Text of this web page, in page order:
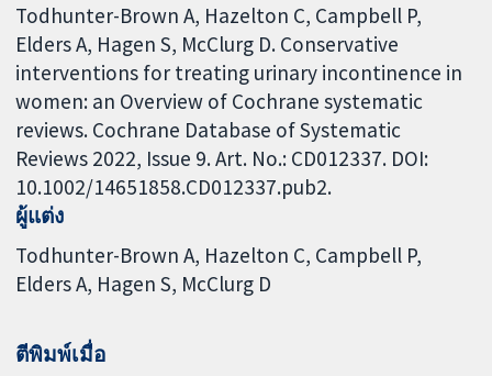
Todhunter-Brown A, Hazelton C, Campbell P,
Elders A, Hagen S, McClurg D. Conservative
interventions for treating urinary incontinence in
women: an Overview of Cochrane systematic
reviews. Cochrane Database of Systematic
Reviews 2022, Issue 9. Art. No.: CD012337. DOI:
10.1002/14651858.CD012337.pub2.
ผู้แต่ง
Todhunter-Brown A Hazelton C Campbell P
Elders A Hagen S McClurg D
ตีพิมพ์เมื่อ